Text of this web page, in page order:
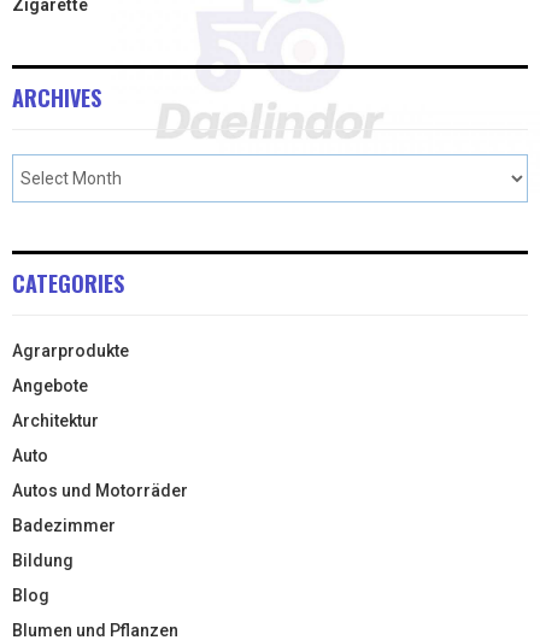
Zigarette
ARCHIVES
CATEGORIES
Agrarprodukte
Angebote
Architektur
Auto
Autos und Motorräder
Badezimmer
Bildung
Blog
Blumen und Pflanzen